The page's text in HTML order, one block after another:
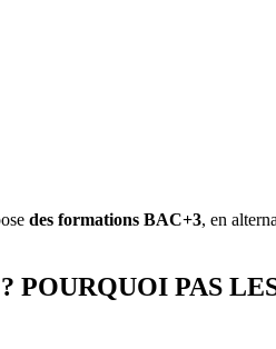
des formations BAC+3, en
PAS